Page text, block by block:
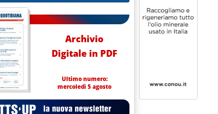
Archivio
Digitale in PDF
Ultimo numero:
mercoledì 5 agosto